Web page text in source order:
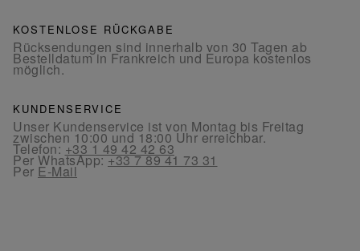
KOSTENLOSE RÜCKGABE
Rücksendungen sind innerhalb von 30 Tagen ab
Bestelldatum in Frankreich und Europa kostenlos
möglich.
KUNDENSERVICE
Unser Kundenservice ist von Montag bis Freitag
zwischen 10:00 und 18:00 Uhr erreichbar.
Telefon:+33 1 49 42 42 63
Per WhatsApp:+33 7 89 41 73 31
Per E-Mail